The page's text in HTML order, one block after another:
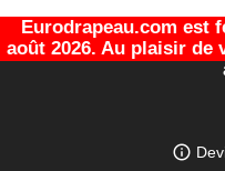
Eurodrapeau.com est
août 2026. Au plaisir de
info_outline